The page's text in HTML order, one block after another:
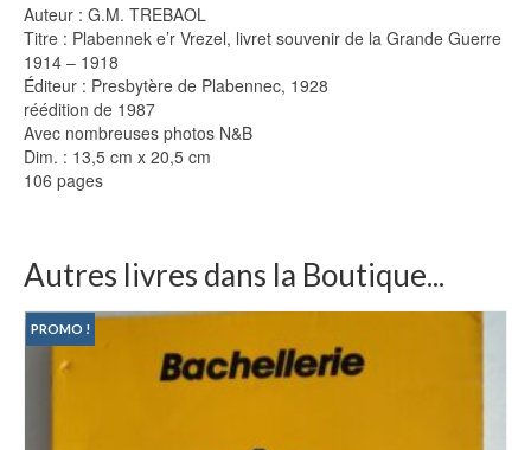
Auteur : G.M. TREBAOL
Titre : Plabennek e’r Vrezel, livret souvenir de la Grande Guerre
1914 – 1918
Éditeur : Presbytère de Plabennec, 1928
réédition de 1987
Avec nombreuses photos N&B
Dim. : 13,5 cm x 20,5 cm
106 pages
Autres livres dans la Boutique...
PROMO !